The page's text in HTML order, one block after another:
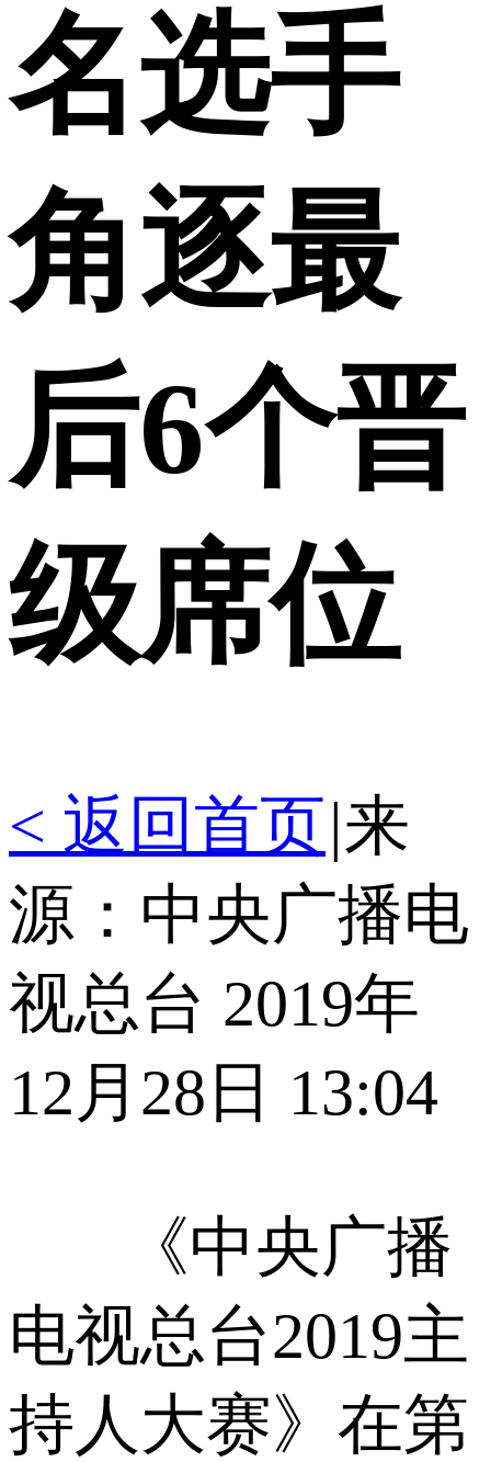
名选手
角逐最
后6个晋
级席位
< 返回首页|来
源：中央广播电
视总台 2019年
12月28日 13:04
《中央广播
电视总台2019主
持人大赛》在第